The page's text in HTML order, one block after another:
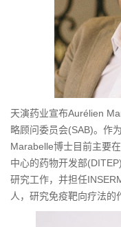
天演药业宣布Aurélien
略顾问委员会(SAB)。作
Marabelle博士目前主要
中心的药物开发部
研究工作，并担任
人，研究免疫靶向疗法的